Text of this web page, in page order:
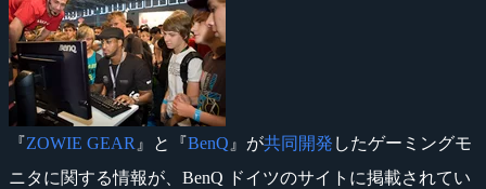
『ZOWIE GEAR 』と『BenQ 』が共同開発 したゲーミングモ
ニタに関する情報が、BenQ ドイツのサイトに掲載されてい